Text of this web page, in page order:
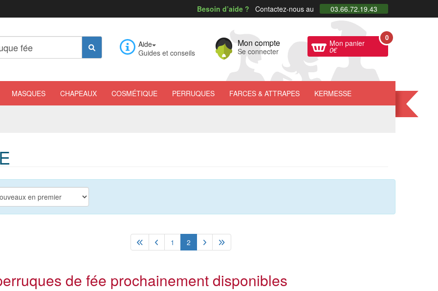
Besoin d’aide ? Contactez-nous au 03.66.72.19.43
Aide
Guides et conseils
Mon compte
Se connecter
Mon panier
0€
0
MASQUES CHAPEAUX COSMÉTIQUE PERRUQUES FARCES & ATTRAPES KERMESSE
1 2
de fée prochainement disponibles